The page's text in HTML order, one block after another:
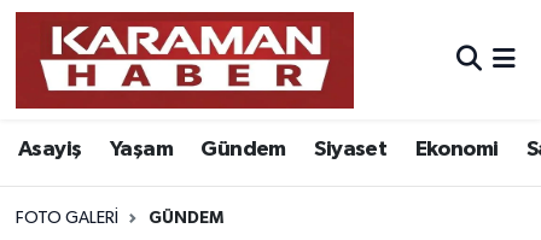
Asayiş Yaşam Gündem Siyaset Ekonomi
FOTO GALERI GÜNDEM
Asayiş
Bilim - Teknoloji
Eğitim
Nöbetçi Eczaneler
Hava Durumu
Karaman Namaz Vakitleri